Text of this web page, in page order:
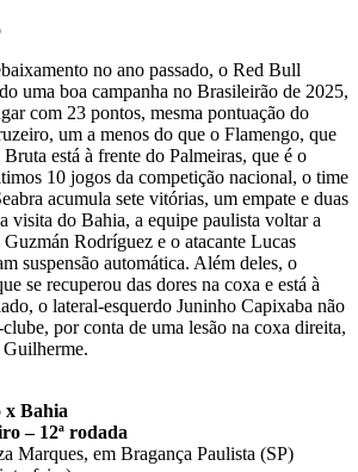
no ano passado, o Red Bull
uma boa campanha no Brasileirão de 2025,
com 23 pontos, mesma pontuação do
um a menos do que o Flamengo, que
está à frente do Palmeiras, que é o
10 jogos da competição nacional, o time
acumula sete vitórias, um empate e duas
visita do Bahia, a equipe paulista voltar a
Rodríguez e o atacante Lucas
suspensão automática. Além deles, o
se recuperou das dores na coxa e está à
o lateral-esquerdo Juninho Capixaba não
por conta de uma lesão na coxa direita,
Guilherme.
x Bahia
– 12ª rodada
Marques, em Bragança Paulista (SP)